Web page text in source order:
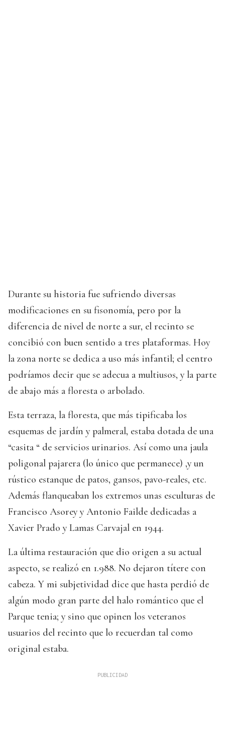
Durante su historia fue sufriendo diversas
modificaciones en su fisonomía, pero por la
diferencia de nivel de norte a sur, el recinto se
concibió con buen sentido a tres plataformas. Hoy
la zona norte se dedica a uso más infantil; el centro
podríamos decir que se adecua a multiusos, y la parte
de abajo más a floresta o arbolado.
Esta terraza, la floresta, que más tipificaba los
esquemas de jardín y palmeral, estaba dotada de una
“casita “ de servicios urinarios. Así como una jaula
poligonal pajarera (lo único que permanece) ,y un
rústico estanque de patos, gansos, pavo-reales, etc.
Además flanqueaban los extremos unas esculturas de
Francisco Asorey y Antonio Failde dedicadas a
Xavier Prado y Lamas Carvajal en 1944.
La última restauración que dio origen a su actual
aspecto, se realizó en 1.988. No dejaron títere con
cabeza. Y mi subjetividad dice que hasta perdió de
algún modo gran parte del halo romántico que el
Parque tenia; y sino que opinen los veteranos
usuarios del recinto que lo recuerdan tal como
original estaba.